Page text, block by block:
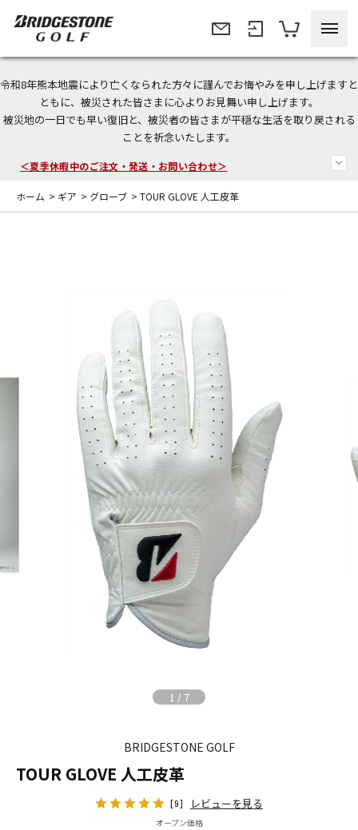
令和8年熊本地震により亡くなられた方々に謹んでお悔やみを申し上げますと
ともに、被災された皆さまに心よりお見舞い申し上げます。
被災地の一日でも早い復旧と、被災者の皆さまが平穏な生活を取り戻される
ことを祈念いたします。
今なら新規会員登録で1,000円OFFクーポンプレゼント！
＜商品配送に関するお知らせ＞
＜夏季休暇中のご注文・発送・お問い合わせ＞
ホーム > ギア > グローブ > TOUR GLOVE 人工皮革
1 / 7
BRIDGESTONE GOLF
TOUR GLOVE 人工皮革
[9] レビューを見る
オープン価格